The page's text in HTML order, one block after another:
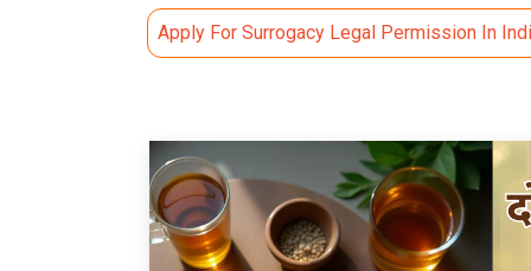
Apply For Surrogacy Legal Permission In